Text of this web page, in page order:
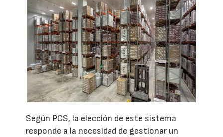
Según PCS, la elección de este sistema
responde a la necesidad de gestionar un